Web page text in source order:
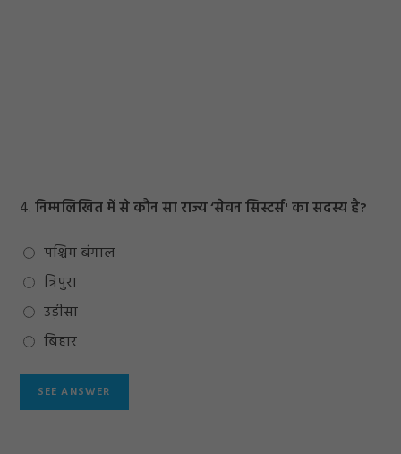
4.निम्मलिखित में से कौन सा राज्य ‘सेवन सिस्टर्स' का सदस्य है?
पश्चिम बंगाल
त्रिपुरा
उड़ीसा
बिहार